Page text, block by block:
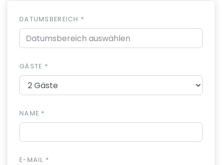
DATUMSBEREICH *
GÄSTE *
NAME *
E-MAIL *